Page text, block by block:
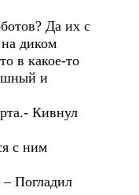
Да их с
диком
в какое-то
и
Кивнул
с ним
Погладил